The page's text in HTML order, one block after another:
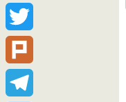
Line
Twitter
Plurk